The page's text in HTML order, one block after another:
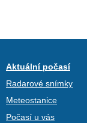
Aktuální počasí
Radarové snímky
Meteostanice
Počasí u vás